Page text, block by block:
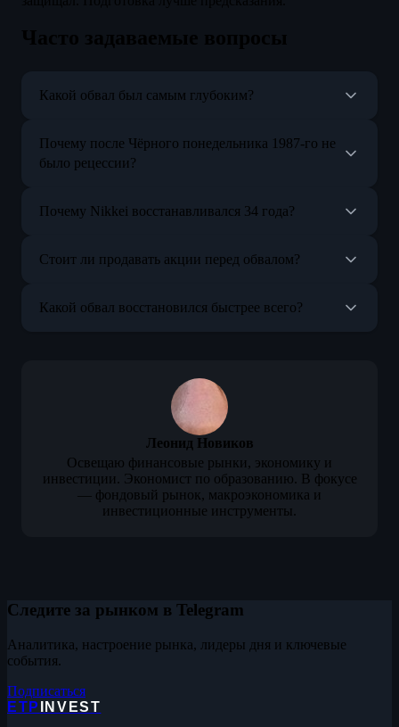
Какой обвал был самым глубоким?
Почему после Чёрного понедельника 1987-го не
было рецессии?
Почему Nikkei восстанавливался 34 года?
Стоит ли продавать акции перед обвалом?
Какой обвал восстановился быстрее всего?
Леонид Новиков
Освещаю финансовые рынки, экономику и
инвестиции. Экономист по образованию. В фокусе
— фондовый рынок, макроэкономика и
инвестиционные инструменты.
Следите за рынком в Telegram
Аналитика, настроение рынка, лидеры дня и ключевые
события.
Подписаться
ETP
INVEST